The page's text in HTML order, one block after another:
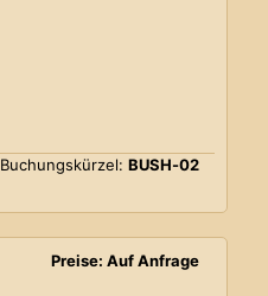
Buchungskürzel: BUSH-02
Preise: Auf Anfrage